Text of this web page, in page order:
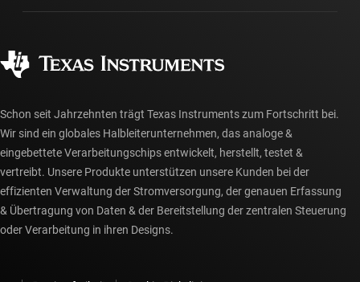
Fertigung
myTI-Konto FAQs
Häufig gestellte Fragen zu Bestellungen
Schon seit Jahrzehnten trägt Texas Instruments zum Fortschritt bei.
Wir sind ein globales Halbleiterunternehmen, das analoge &
eingebettete Verarbeitungschips entwickelt, herstellt, testet &
vertreibt. Unsere Produkte unterstützen unsere Kunden bei der
effizienten Verwaltung der Stromversorgung, der genauen Erfassung
& Übertragung von Daten & der Bereitstellung der zentralen Steuerung
oder Verarbeitung in ihren Designs.